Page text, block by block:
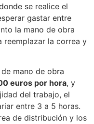
se realice el
gastar entre
la mano de obra
reemplazar la correa y
mano de obra
euros por hora, y
del trabajo, el
entre 3 a 5 horas.
de distribución y los